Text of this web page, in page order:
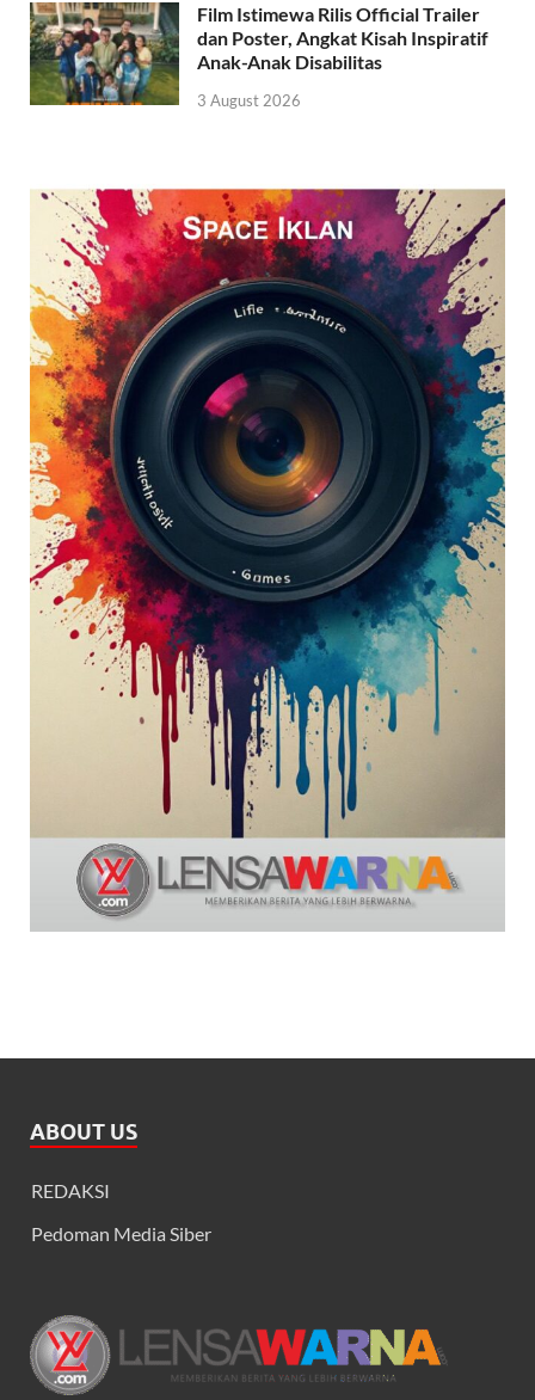
Film Istimewa Rilis Official Trailer
dan Poster, Angkat Kisah Inspiratif
Anak-Anak Disabilitas
3 August 2026
ABOUT US
REDAKSI
Pedoman Media Siber